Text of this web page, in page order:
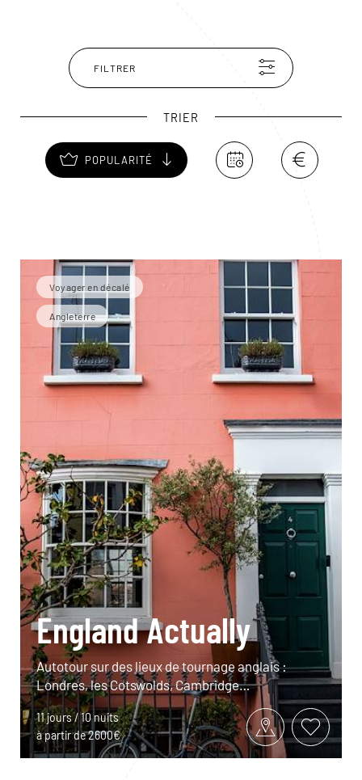
haut. Il faut une vingtaine de minutes pour atteindre le
centre, reste encore à trouver la sortie...
FILTRER
TRIER
POPULARITÉ
Voyager en décalé
Angleterre
England Actually
Autotour sur des lieux de tournage anglais :
Londres, les Cotswolds, Cambridge…
11 jours / 10 nuits
à partir de 2600€